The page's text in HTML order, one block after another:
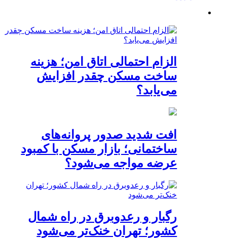
الزام احتمالی اتاق امن؛ هزینه
ساخت مسکن چقدر افزایش
می‌یابد؟
افت شدید صدور پروانه‌های
ساختمانی؛ بازار مسکن با کمبود
عرضه مواجه می‌شود؟
رگبار و رعدوبرق در راه شمال
کشور؛ تهران خنک‌تر می‌شود